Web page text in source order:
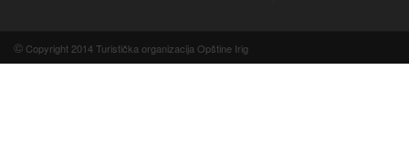
© Copyright 2014 Turistička organizacija Opštine Irig